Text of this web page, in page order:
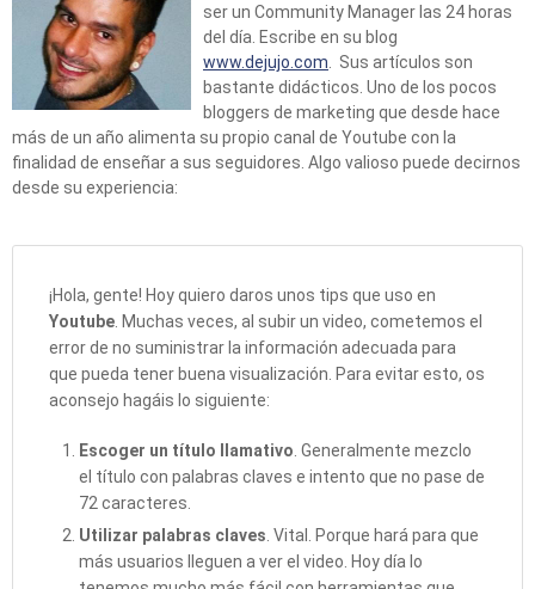
ser un Community Manager las 24 horas
del día. Escribe en su blog
www.dejujo.com . Sus artículos son
bastante didácticos. Uno de los pocos
bloggers de marketing que desde hace
más de un año alimenta su propio canal de Youtube con la
finalidad de enseñar a sus seguidores. Algo valioso puede decirnos
desde su experiencia:
¡Hola, gente! Hoy quiero daros unos tips que uso en
Youtube. Muchas veces, al subir un video, cometemos el
error de no suministrar la información adecuada para
que pueda tener buena visualización. Para evitar esto, os
aconsejo hagáis lo siguiente:
Escoger un título llamativo. Generalmente mezclo
el título con palabras claves e intento que no pase de
72 caracteres.
Utilizar palabras claves. Vital. Porque hará para que
más usuarios lleguen a ver el video. Hoy día lo